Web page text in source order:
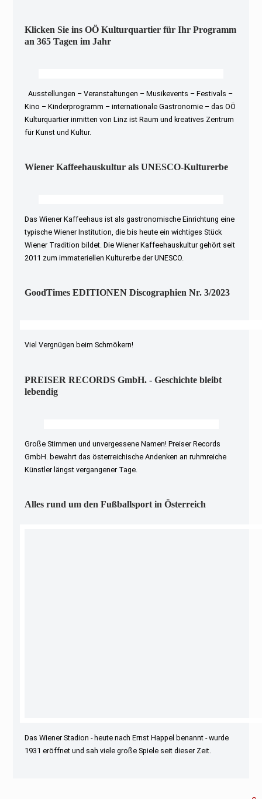
Klicken Sie ins OÖ Kulturquartier für Ihr Programm
an 365 Tagen im Jahr
Ausstellungen – Veranstaltungen – Musikevents – Festivals –
Kino – Kinderprogramm – internationale Gastronomie – das OÖ
Kulturquartier inmitten von Linz ist Raum und kreatives Zentrum
für Kunst und Kultur.
Wiener Kaffeehauskultur als UNESCO-Kulturerbe
Das Wiener Kaffeehaus ist als gastronomische Einrichtung eine
typische Wiener Institution, die bis heute ein wichtiges Stück
Wiener Tradition bildet. Die Wiener Kaffeehauskultur gehört seit
2011 zum immateriellen Kulturerbe der UNESCO.
GoodTimes EDITIONEN Discographien Nr. 3/2023
Viel Vergnügen beim Schmökern!
PREISER RECORDS GmbH. - Geschichte bleibt
lebendig
Große Stimmen und unvergessene Namen! Preiser Records
GmbH. bewahrt das österreichische Andenken an ruhmreiche
Künstler längst vergangener Tage.
Alles rund um den Fußballsport in Österreich
Das Wiener Stadion - heute nach Ernst Happel benannt - wurde
1931 eröffnet und sah viele große Spiele seit dieser Zeit.